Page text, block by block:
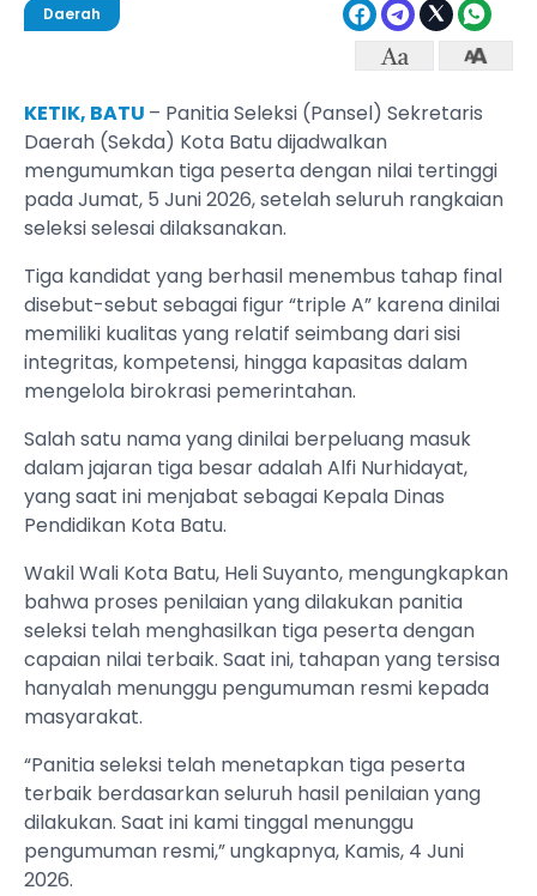
Daerah
KETIK, BATU – Panitia Seleksi (Pansel) Sekretaris
Daerah (Sekda) Kota Batu dijadwalkan
mengumumkan tiga peserta dengan nilai tertinggi
pada Jumat, 5 Juni 2026, setelah seluruh rangkaian
seleksi selesai dilaksanakan.
Tiga kandidat yang berhasil menembus tahap final
disebut-sebut sebagai figur “triple A” karena dinilai
memiliki kualitas yang relatif seimbang dari sisi
integritas, kompetensi, hingga kapasitas dalam
mengelola birokrasi pemerintahan.
Salah satu nama yang dinilai berpeluang masuk
dalam jajaran tiga besar adalah Alfi Nurhidayat,
yang saat ini menjabat sebagai Kepala Dinas
Pendidikan Kota Batu.
Wakil Wali Kota Batu, Heli Suyanto, mengungkapkan
bahwa proses penilaian yang dilakukan panitia
seleksi telah menghasilkan tiga peserta dengan
capaian nilai terbaik. Saat ini, tahapan yang tersisa
hanyalah menunggu pengumuman resmi kepada
masyarakat.
“Panitia seleksi telah menetapkan tiga peserta
terbaik berdasarkan seluruh hasil penilaian yang
dilakukan. Saat ini kami tinggal menunggu
pengumuman resmi,” ungkapnya, Kamis, 4 Juni
2026.